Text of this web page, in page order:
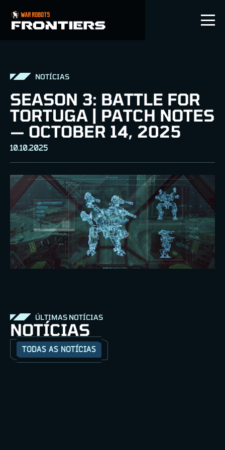
PT-BR
NOTÍCIAS
SEASON 3: BATTLE FOR
TORTUGA | PATCH NOTES
— OCTOBER 14, 2025
10.10.2025
ÚLTIMAS NOTÍCIAS
NOTÍCIAS
TODAS AS NOTÍCIAS